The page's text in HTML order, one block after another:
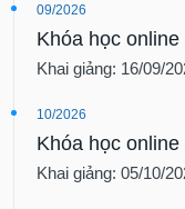
09/2026
Khóa học
Khai giảng: 16/09/
10/2026
Khóa học
Khai giảng: 05/10/